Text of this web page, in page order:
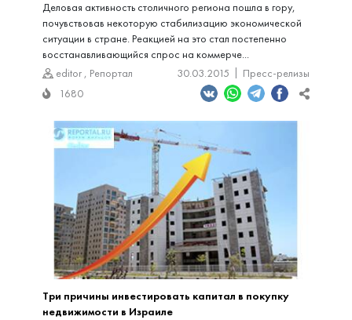
Деловая активность столичного региона пошла в гору,
почувствовав некоторую стабилизацию экономической
ситуации в стране. Реакцией на это стал постепенно
восстанавливающийся спрос на коммерче...
editor , Репортал 30.03.2015
Пресс-релизы
1680
Три причины инвестировать капитал в покупку
недвижимости в Израиле